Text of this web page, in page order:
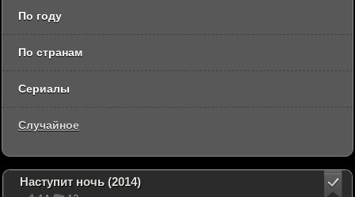
Наступит ночь (2014)
По году
По странам
Сериалы
Случайное